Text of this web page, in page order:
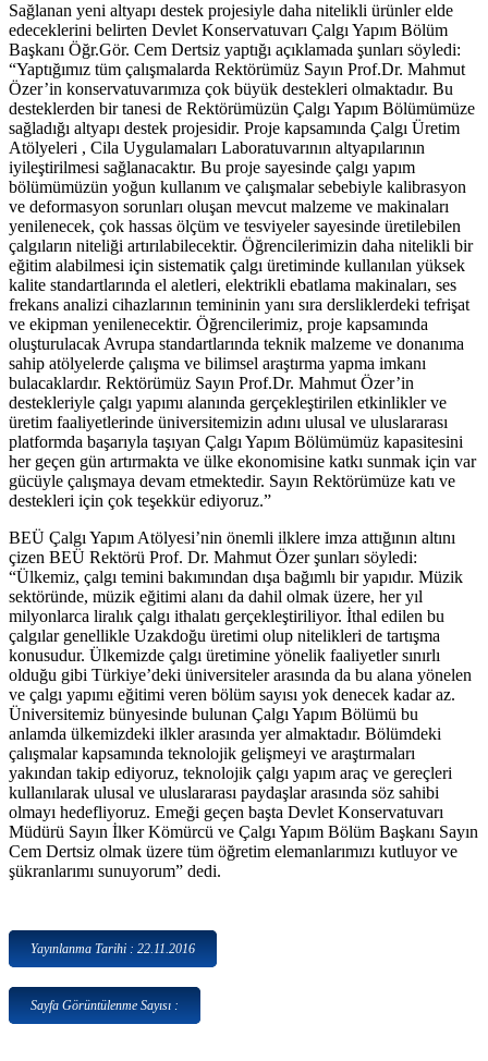
Sağlanan yeni altyapı destek projesiyle daha nitelikli ürünler elde
edeceklerini belirten Devlet Konservatuvarı Çalgı Yapım Bölüm
Başkanı Öğr.Gör. Cem Dertsiz yaptığı açıklamada şunları söyledi:
“Yaptığımız tüm çalışmalarda Rektörümüz Sayın Prof.Dr. Mahmut
Özer’in konservatuvarımıza çok büyük destekleri olmaktadır. Bu
desteklerden bir tanesi de Rektörümüzün Çalgı Yapım Bölümümüze
sağladığı altyapı destek projesidir. Proje kapsamında Çalgı Üretim
Atölyeleri , Cila Uygulamaları Laboratuvarının altyapılarının
iyileştirilmesi sağlanacaktır. Bu proje sayesinde çalgı yapım
bölümümüzün yoğun kullanım ve çalışmalar sebebiyle kalibrasyon
ve deformasyon sorunları oluşan mevcut malzeme ve makinaları
yenilenecek, çok hassas ölçüm ve tesviyeler sayesinde üretilebilen
çalgıların niteliği artırılabilecektir. Öğrencilerimizin daha nitelikli bir
eğitim alabilmesi için sistematik çalgı üretiminde kullanılan yüksek
kalite standartlarında el aletleri, elektrikli ebatlama makinaları, ses
frekans analizi cihazlarının temininin yanı sıra dersliklerdeki tefrişat
ve ekipman yenilenecektir. Öğrencilerimiz, proje kapsamında
oluşturulacak Avrupa standartlarında teknik malzeme ve donanıma
sahip atölyelerde çalışma ve bilimsel araştırma yapma imkanı
bulacaklardır. Rektörümüz Sayın Prof.Dr. Mahmut Özer’in
destekleriyle çalgı yapımı alanında gerçekleştirilen etkinlikler ve
üretim faaliyetlerinde üniversitemizin adını ulusal ve uluslararası
platformda başarıyla taşıyan Çalgı Yapım Bölümümüz kapasitesini
her geçen gün artırmakta ve ülke ekonomisine katkı sunmak için var
gücüyle çalışmaya devam etmektedir. Sayın Rektörümüze katı ve
destekleri için çok teşekkür ediyoruz.”
BEÜ Çalgı Yapım Atölyesi’nin önemli ilklere imza attığının altını
çizen BEÜ Rektörü Prof. Dr. Mahmut Özer şunları söyledi:
“Ülkemiz, çalgı temini bakımından dışa bağımlı bir yapıdır. Müzik
sektöründe, müzik eğitimi alanı da dahil olmak üzere, her yıl
milyonlarca liralık çalgı ithalatı gerçekleştiriliyor. İthal edilen bu
çalgılar genellikle Uzakdoğu üretimi olup nitelikleri de tartışma
konusudur. Ülkemizde çalgı üretimine yönelik faaliyetler sınırlı
olduğu gibi Türkiye’deki üniversiteler arasında da bu alana yönelen
ve çalgı yapımı eğitimi veren bölüm sayısı yok denecek kadar az.
Üniversitemiz bünyesinde bulunan Çalgı Yapım Bölümü bu
anlamda ülkemizdeki ilkler arasında yer almaktadır. Bölümdeki
çalışmalar kapsamında teknolojik gelişmeyi ve araştırmaları
yakından takip ediyoruz, teknolojik çalgı yapım araç ve gereçleri
kullanılarak ulusal ve uluslararası paydaşlar arasında söz sahibi
olmayı hedefliyoruz. Emeği geçen başta Devlet Konservatuvarı
Müdürü Sayın İlker Kömürcü ve Çalgı Yapım Bölüm Başkanı Sayın
Cem Dertsiz olmak üzere tüm öğretim elemanlarımızı kutluyor ve
şükranlarımı sunuyorum” dedi.
Yayınlanma Tarihi : 22.11.2016
Sayfa Görüntülenme Sayısı :